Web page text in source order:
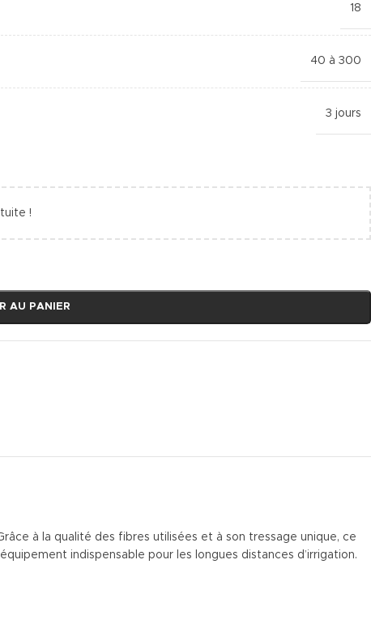
18
40 à 300
3 jours
!
AU PANIER
à la qualité des fibres utilisées et à son tressage unique, ce
indispensable pour les longues distances d’irrigation.